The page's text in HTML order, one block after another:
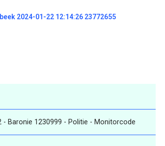
2024-01-22 12:14:26 23772655
Baronie 1230999 - Politie - Monitorcode